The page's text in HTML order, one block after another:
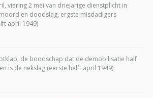
viering 2 mei van driejarige dienstplicht in
en doodslag, ergste misdadigers
april 1949)
de boodschap dat de demobilisatie half
is de nekslag (eerste helft april 1949)